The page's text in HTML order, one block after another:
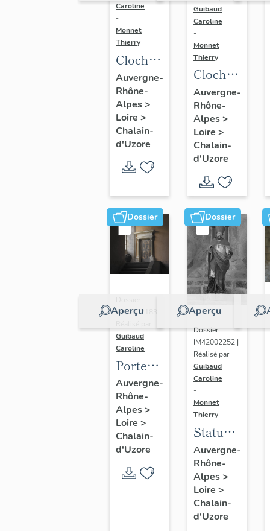
Caroline
-
Monnet
Thierry
Cloche :
Françoise
Yvonne
(n°2)
Auvergne-
Rhône-
Alpes>
Loire >
Chalain-
d'Uzore
Guibaud
Caroline
-
Monnet
Thierry
Cloche
(n°1)
Auvergne-
Rhône-
Alpes>
Loire >
Chalain-
d'Uzore
Dossier
Aperçu
IM42002183 |
Guibaud
Caroline
Porte
haute et
vantaux
de la
grande
salle
Auvergne-
Rhône-
Alpes>
Loire >
Chalain-
d'Uzore
Dossier
Aperçu
Dossier
IM42002252 |
Réalisé par
Guibaud
Caroline
-
Monnet
Thierry
Statue :
saint
Didier
Auvergne-
Rhône-
Alpes>
Loire >
Chalain-
d'Uzore